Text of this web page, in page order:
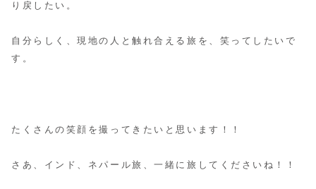
り戻したい。
自分らしく、現地の人と触れ合える旅を、笑ってしたいで
す。
たくさんの笑顔を撮ってきたいと思います！！
さあ、インド、ネパール旅、一緒に旅してくださいね！！